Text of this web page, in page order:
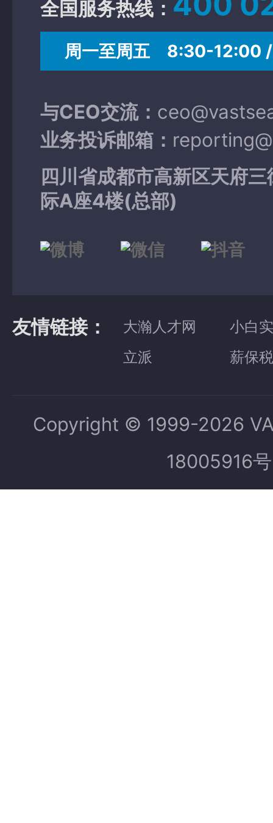
全国服务热线：
周一至周五 8:30-12:00
与CEO交流：
业务投诉邮箱：
四川省成都市高新区天府
际A座4楼(总部)
友情链接： 大瀚人才网
小白
立派
薪保税
Copyright © 1999-2026
18005916